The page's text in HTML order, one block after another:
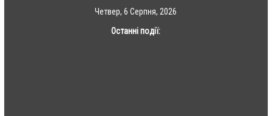
Четвер, 6 Серпня, 2026
Останні події: